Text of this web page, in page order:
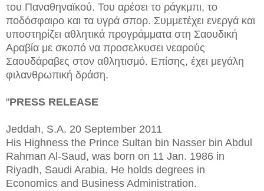
του Παναθηναϊκού. Του αρέσει το ράγκμπι, το
ποδόσφαιρο και τα υγρά σπορ. Συμμετέχει ενεργά και
υποστηρίζει αθλητικά προγράμματα στη Σαουδική
Αραβία με σκοπό να προσελκυσει νεαρούς
Σαουδάραβες στον αθλητισμό. Επίσης, έχει μεγάλη
φιλανθρωπική δράση.
"PRESS RELEASE
Jeddah, S.A. 20 September 2011
His Highness the Prince Sultan bin Nasser bin Abdul
Rahman Al-Saud, was born on 11 Jan. 1986 in
Riyadh, Saudi Arabia. He holds degrees in
Economics and Business Administration.